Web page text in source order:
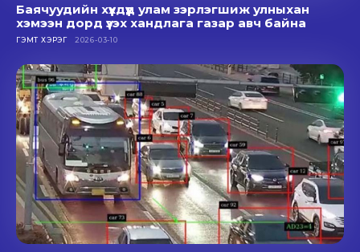
Баячуудийн хүүхдүүд улам зэрлэгшиж улныхан
хэмээн дорд үзэх хандлага газар авч байна
ГЭМТ ХЭРЭГ 2026-03-10